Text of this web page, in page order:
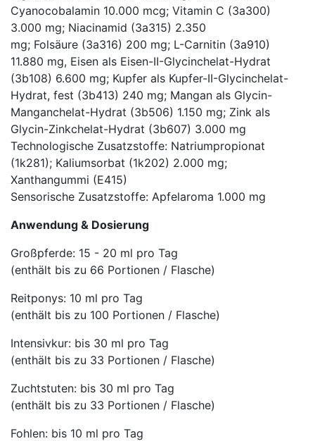
Cyanocobalamin 10.000 mcg; Vitamin C (3a300)
3.000 mg; Niacinamid (3a315) 2.350
mg; Folsäure (3a316) 200 mg; L-Carnitin (3a910)
11.880 mg, Eisen als Eisen-II-Glycinchelat-Hydrat
(3b108) 6.600 mg; Kupfer als Kupfer-II-Glycinchelat-
Hydrat, fest (3b413) 240 mg; Mangan als Glycin-
Manganchelat-Hydrat (3b506) 1.150 mg; Zink als
Glycin-Zinkchelat-Hydrat (3b607) 3.000 mg
Technologische Zusatzstoffe: Natriumpropionat
(1k281); Kaliumsorbat (1k202) 2.000 mg;
Xanthangummi (E415)
Sensorische Zusatzstoffe: Apfelaroma 1.000 mg
Anwendung & Dosierung
Großpferde: 15 - 20 ml pro Tag
(enthält bis zu 66 Portionen / Flasche)
Reitponys: 10 ml pro Tag
(enthält bis zu 100 Portionen / Flasche)
Intensivkur: bis 30 ml pro Tag
(enthält bis zu 33 Portionen / Flasche)
Zuchtstuten: bis 30 ml pro Tag
(enthält bis zu 33 Portionen / Flasche)
Fohlen: bis 10 ml pro Tag